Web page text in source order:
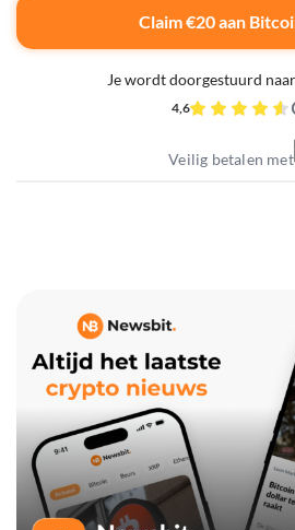
Claim €20 aan
Je wordt doorgestuurd
4,6
Veilig betalen met